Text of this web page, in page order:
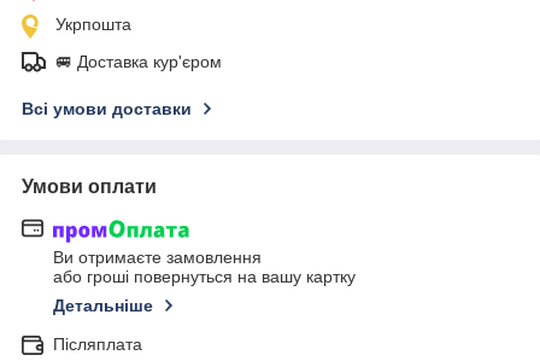
Укрпошта
🚐 Доставка кур'єром
Всі умови доставки
Умови оплати
Ви отримаєте замовлення
або гроші повернуться на вашу картку
Детальніше
Післяплата